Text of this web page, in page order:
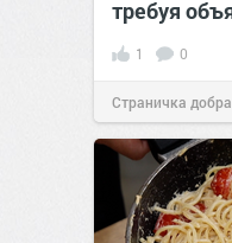
требуя
1 0
Страничка
позитива!00:28